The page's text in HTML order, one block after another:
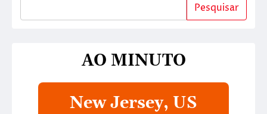
Pesquisar
AO MINUTO
New Jersey, US